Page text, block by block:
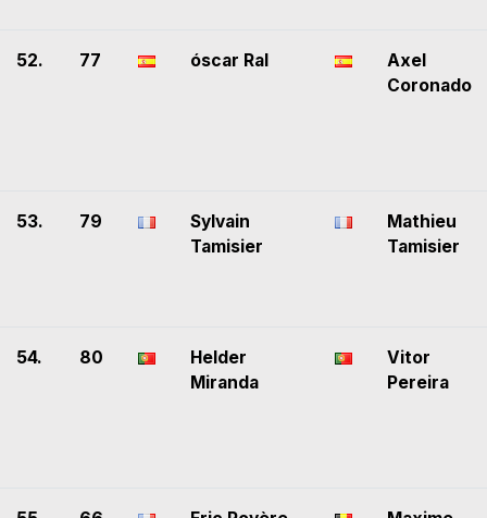
52. 77 óscar Ral
Axel
Coronado
53. 79
Sylvain
Tamisier
Mathieu
Tamisier
54. 80
Helder
Miranda
Vitor
Pereira